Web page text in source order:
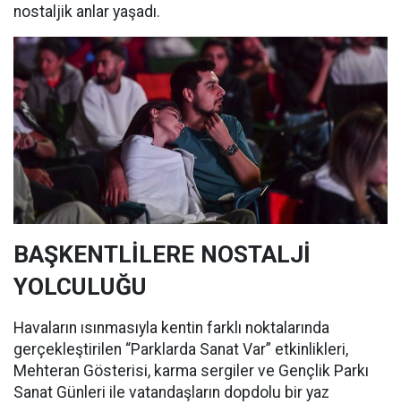
nostaljik anlar yaşadı.
BAŞKENTLİLERE NOSTALJİ
YOLCULUĞU
Havaların ısınmasıyla kentin farklı noktalarında
gerçekleştirilen “Parklarda Sanat Var” etkinlikleri,
Mehteran Gösterisi, karma sergiler ve Gençlik Parkı
Sanat Günleri ile vatandaşların dopdolu bir yaz